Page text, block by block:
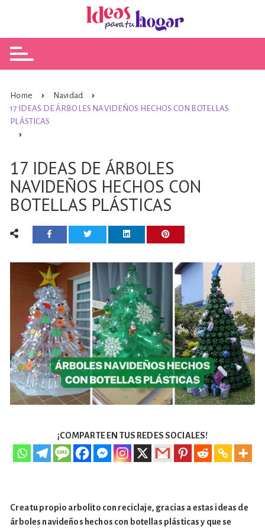
Home
Navidad
17 IDEAS DE ÁRBOLES NAVIDEÑOS HECHOS CON BOTELLAS
PLÁSTICAS
17 IDEAS DE ÁRBOLES
NAVIDEÑOS HECHOS CON
BOTELLAS PLÁSTICAS
¡COMPARTE EN TUS REDES SOCIALES!
Crea tu propio arbolito con reciclaje, gracias a estas ideas de
árboles navideños hechos con botellas plásticas y que se